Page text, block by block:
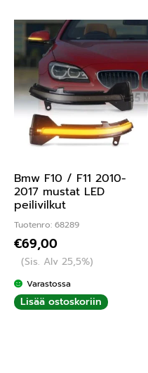
Bmw F10 / F11 2010-
2017 mustat LED
peilivilkut
Tuotenro: 68289
€69,00
(Sis. Alv 25,5%)
Varastossa
Lisää ostoskoriin